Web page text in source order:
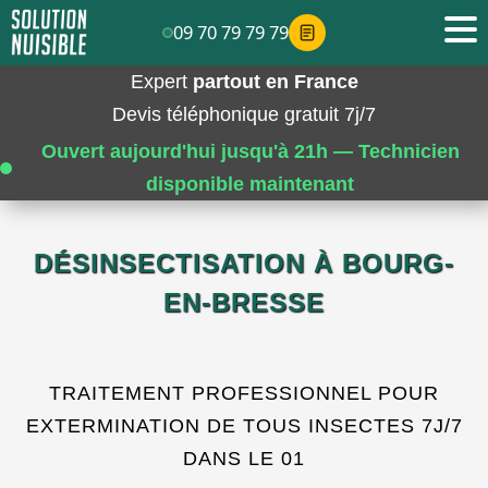
Expert partout en France
Devis téléphonique gratuit 7j/7
Ouvert aujourd'hui jusqu'à 21h — Technicien
disponible maintenant
DÉSINSECTISATION À BOURG-
EN-BRESSE
TRAITEMENT PROFESSIONNEL POUR
EXTERMINATION DE TOUS INSECTES 7J/7
DANS LE 01
09 70 79 79 79